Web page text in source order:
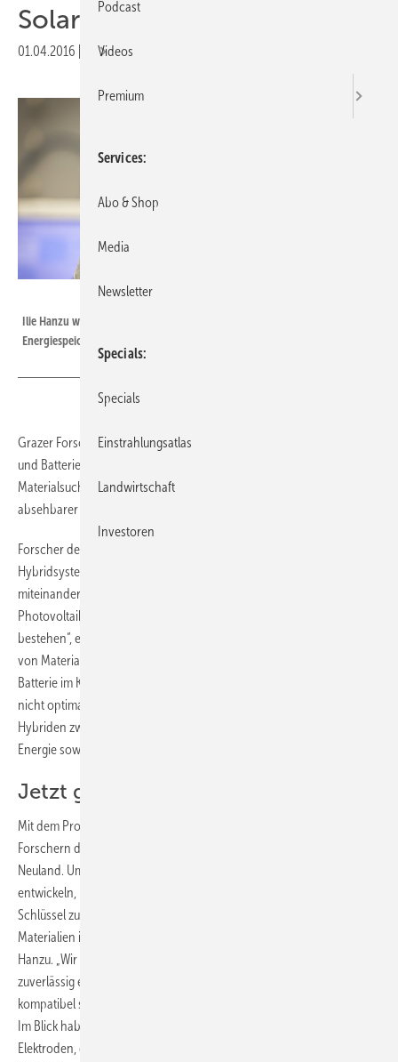
Solarzelle trifft Speicher
01.04.2016 Druckvorschau
Ilie Hanzu will mit seinem Team einen Hybriden aus Solarzellen und
Energiespeicher entwickeln.
Grazer Forscher entwickeln gerade einen Hybriden aus Solarzellen
und Batteriespeicher. Die Entwicklung ist zwar noch in der Phase der
Materialsuche. Doch die Forscher zeigen sich optimistisch, dass in
absehbarer Zeit hybride Geräte auf den Markt kommen.
Forscher der Technischen Universität Graz entwickeln ein
Hybridsystem aus Solarzellen und Energiespeicher. „Derzeit sind
miteinander verbundene Einzelsysteme im Einsatz, die aus
Photovoltaikzellen, meist bleibasierten Akkus und Unmengen an Kabel
bestehen“, erklärt Ilie Hanzu vom Institut für Chemische Technologie
von Materialien der TU Graz. „Solarpaneele am Dach, und eine
Batterie im Keller: Das braucht viel Platz, ist wartungsintensiv, und
nicht optimal effizient. Wir wollen nun aus zwei Einzelsystemen einen
Hybriden zwischen Batterie und Solarzelle machen, der elektrische
Energie sowohl umwandeln als auch speichern kann.“
Jetzt geht es an die Materialsuche
Mit dem Projekt SolaBat betreten Hanzu und sein Team zusammen mit
Forschern des Zentrums für Elektronenmikroskopie Graz (ZFE) völliges
Neuland. Um einen Hybriden aus Solarzellen und Energiespeicher zu
entwickeln, brauchen sie aber neue Materialien. Darin liegt der
Schlüssel zum Erfolg. „In dem Hybridsystem teilen sich leistungsstarke
Materialien ihre Aufgaben in der Solarzelle und in der Batterie“, erklärt
Hanzu. „Wir brauchen Materialien, die ihre jeweiligen Aufgaben
zuverlässig erfüllen sowie mit anderen Materialien elektrochemisch
kompatibel sind, damit sie in einem Gerät zusammen funktionieren.“
Im Blick haben die Forscher dazu Titanate als Aktivmaterial für die
Elektroden, die die bisher meist verwendeten kobalthaltigen
Podcast
Videos
Premium
Services
Abo & Shop
Media
Newsletter
Specials
Specials
Einstrahlungsatlas
Landwirtschaft
Investoren